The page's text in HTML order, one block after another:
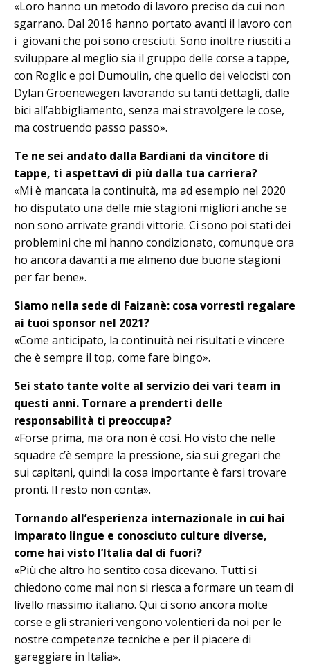
«Loro hanno un metodo di lavoro preciso da cui non
sgarrano. Dal 2016 hanno portato avanti il lavoro con
i gio­vani che poi sono cresciuti. Sono inoltre riusciti a
sviluppare al meglio sia il gruppo delle corse a tappe,
con Roglic e poi Du­­moulin, che quello dei velocisti con
Dylan Groenewegen lavorando su tanti dettagli, dalle
bici all’abbigliamento, sen­za mai stravolgere le cose,
ma co­struendo passo passo».
Te ne sei andato dalla Bardiani da vincitore di
tappe, ti aspettavi di più dalla tua carriera?
«Mi è mancata la continuità, ma ad esempio nel 2020
ho disputato una delle mie stagioni migliori anche se
non sono arrivate grandi vittorie. Ci so­no poi stati dei
problemini che mi han­no condizionato, comunque ora
ho an­cora davanti a me almeno due buone stagioni
per far bene».
Siamo nella sede di Faizanè: cosa vorresti regalare
ai tuoi sponsor nel 2021?
«Come anticipato, la continuità nei ri­sultati e vincere
che è sempre il top, come fare bingo».
Sei stato tante volte al servizio dei vari team in
questi anni. Tornare a prenderti delle
responsabilità ti preoccupa?
«Forse prima, ma ora non è così. Ho visto che nelle
squadre c’è sempre la pressione, sia sui gregari che
sui capitani, quindi la cosa importante è farsi trovare
pronti. Il resto non conta».
Tornando all’esperienza internazionale in cui hai
imparato lingue e cono­sciu­to culture diverse,
come hai visto l’I­ta­lia dal di fuori?
«Più che altro ho sentito cosa dicevano. Tutti si
chiedono come mai non si riesca a formare un team di
livello massimo italiano. Qui ci sono ancora molte
corse e gli stranieri vengono volentieri da noi per le
nostre competenze tecniche e per il piacere di
gareggiare in Italia».